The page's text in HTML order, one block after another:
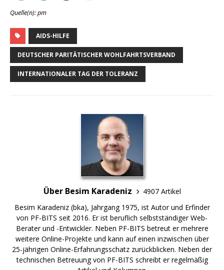
Quelle(n): pm
AIDS-HILFE
DEUTSCHER PARITÄTISCHER WOHLFAHRTSVERBAND
INTERNATIONALER TAG DER TOLERANZ
Über Besim Karadeniz
4907 Artikel
Besim Karadeniz (bka), Jahrgang 1975, ist Autor und Erfinder
von PF-BITS seit 2016. Er ist beruflich selbstständiger Web-
Berater und -Entwickler. Neben PF-BITS betreut er mehrere
weitere Online-Projekte und kann auf einen inzwischen über
25-jährigen Online-Erfahrungsschatz zurückblicken. Neben der
technischen Betreuung von PF-BITS schreibt er regelmäßig